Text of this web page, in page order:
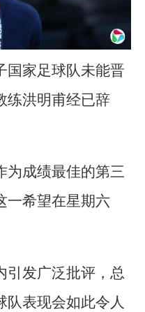
国家足球队未能晋
练洪明甫经已辞
为成绩最佳的第三
一希望在星期六
引发广泛批评，总
队表现会如此令人